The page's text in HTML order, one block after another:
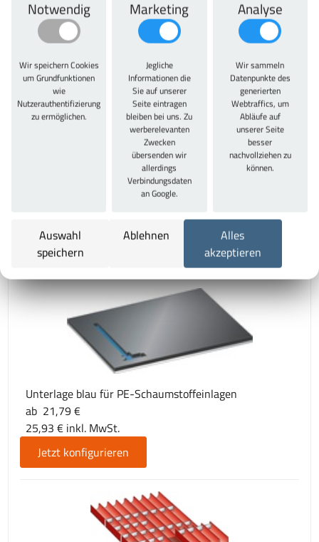
10 Jahre
Zu diesem Artikel passt auch
PE-Schaumstoffeinlagen blanko
Jetzt konfigurieren
Unterlage blau für PE-Schaumstoffeinlagen
ab 21,79 €
25,93 € inkl. MwSt.
Jetzt konfigurieren
Notwendig
Wir speichern Cookies
um Grundfunktionen
wie
Nutzerauthentifizierung
zu ermöglichen.
Marketing
Jegliche
Informationen die
Sie auf unserer
Seite eintragen
bleiben bei uns. Zu
werberelevanten
Zwecken
übersenden wir
allerdings
Verbindungsdaten
an Google.
Analyse
Wir sammeln
Datenpunkte des
generierten
Webtraffics, um
Abläufe auf
unserer Seite
besser
nachvollziehen zu
können.
Auswahl
speichern
Ablehnen
Alles
akzeptieren